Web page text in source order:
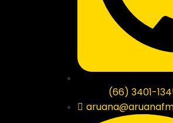
(66) 3401-